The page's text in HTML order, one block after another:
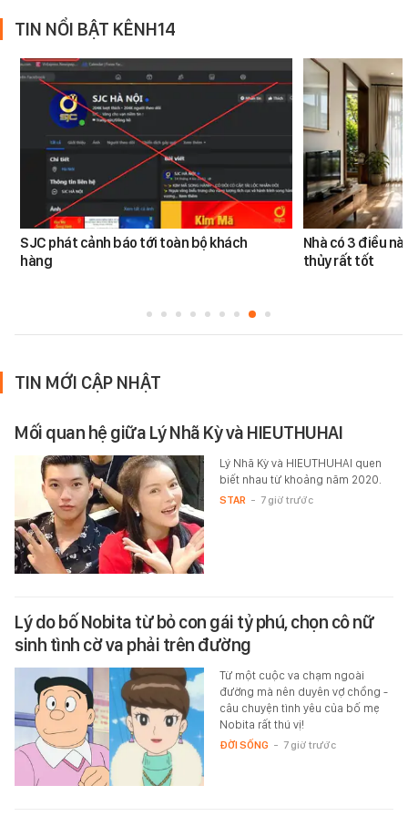
TIN NỔI BẬT KÊNH14
SJC phát cảnh báo tới toàn bộ khách
hàng
Nhà có 3 điều
thủy rất tốt
TIN MỚI CẬP NHẬT
Mối quan hệ giữa Lý Nhã Kỳ và HIEUTHUHAI
Lý Nhã Kỳ và HIEUTHUHAI quen
biết nhau từ khoảng năm 2020.
STAR - 7 giờ trước
Lý do bố Nobita từ bỏ con gái tỷ phú, chọn cô nữ
sinh tình cờ va phải trên đường
Từ một cuộc va chạm ngoài
đường mà nên duyên vợ chồng -
câu chuyện tình yêu của bố mẹ
Nobita rất thú vị!
ĐỜI SỐNG - 7 giờ trước